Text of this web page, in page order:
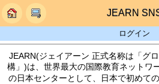
JEARN
ログイン
JEARN(ジェイアーン 正式名称は「グ
構」)は、世界最大の国際教育ネットワ
の日本センターとして、日本で初めて